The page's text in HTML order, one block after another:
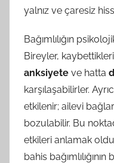
yalnız ve çaresiz
Bağımlılığın
Bireyler,
anksiyete ve hatta
karşılaşabilirler.
etkilenir; ailevi
bozulabilir. Bu
etkileri anlamak
bahis